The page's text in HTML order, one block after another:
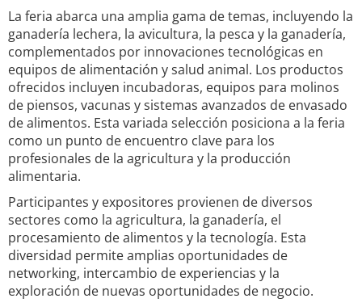
La feria abarca una amplia gama de temas, incluyendo la
ganadería lechera, la avicultura, la pesca y la ganadería,
complementados por innovaciones tecnológicas en
equipos de alimentación y salud animal. Los productos
ofrecidos incluyen incubadoras, equipos para molinos
de piensos, vacunas y sistemas avanzados de envasado
de alimentos. Esta variada selección posiciona a la feria
como un punto de encuentro clave para los
profesionales de la agricultura y la producción
alimentaria.
Participantes y expositores provienen de diversos
sectores como la agricultura, la ganadería, el
procesamiento de alimentos y la tecnología. Esta
diversidad permite amplias oportunidades de
networking, intercambio de experiencias y la
exploración de nuevas oportunidades de negocio.